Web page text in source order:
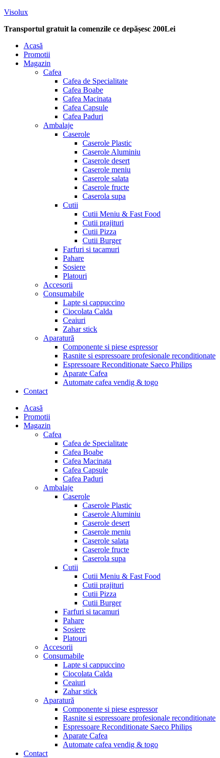
Visolux
Transportul gratuit la comenzile ce depășesc 200Lei
Menu
Acasă
Promotii
Magazin
Cafea
Cafea de Specialitate
Cafea Boabe
Cafea Macinata
Cafea Capsule
Cafea Paduri
Ambalaje
Caserole
Caserole Plastic
Caserole Aluminiu
Caserole desert
Caserole meniu
Caserole salata
Caserole fructe
Caserola supa
Cutii
Cutii Meniu & Fast Food
Cutii prajituri
Cutii Pizza
Cutii Burger
Farfuri si tacamuri
Pahare
Sosiere
Platouri
Accesorii
Consumabile
Lapte si cappuccino
Ciocolata Calda
Ceaiuri
Zahar stick
Aparatură
Componente si piese espressor
Rasnite si espressoare profesionale reconditionate
Espressoare Reconditionate Saeco Philips
Aparate Cafea
Automate cafea vendig & togo
Contact
Menu
Acasă
Promotii
Magazin
Cafea
Cafea de Specialitate
Cafea Boabe
Cafea Macinata
Cafea Capsule
Cafea Paduri
Ambalaje
Caserole
Caserole Plastic
Caserole Aluminiu
Caserole desert
Caserole meniu
Caserole salata
Caserole fructe
Caserola supa
Cutii
Cutii Meniu & Fast Food
Cutii prajituri
Cutii Pizza
Cutii Burger
Farfuri si tacamuri
Pahare
Sosiere
Platouri
Accesorii
Consumabile
Lapte si cappuccino
Ciocolata Calda
Ceaiuri
Zahar stick
Aparatură
Componente si piese espressor
Rasnite si espressoare profesionale reconditionate
Espressoare Reconditionate Saeco Philips
Aparate Cafea
Automate cafea vendig & togo
Contact